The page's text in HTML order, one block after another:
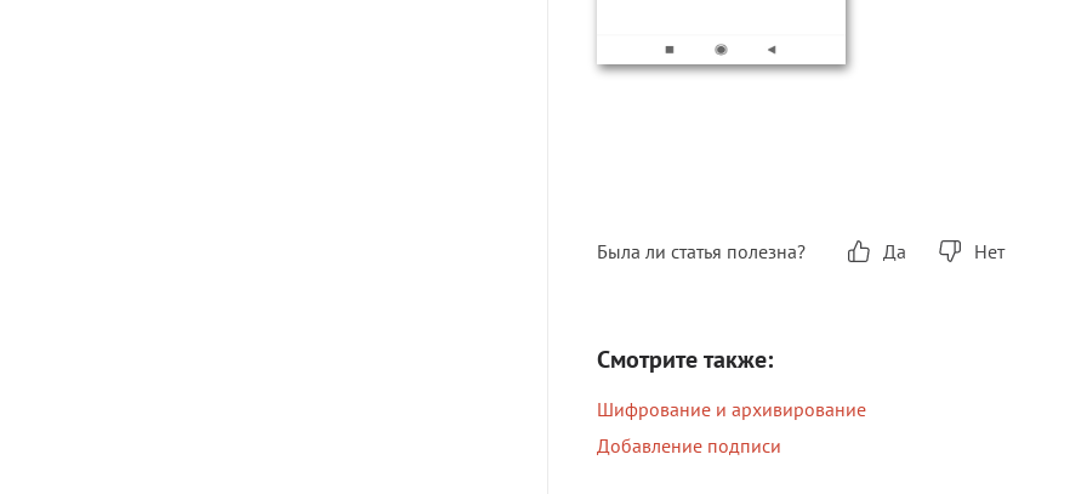
Была ли статья полезна? Да Нет
Смотрите также:
Шифрование и архивирование
Добавление подписи